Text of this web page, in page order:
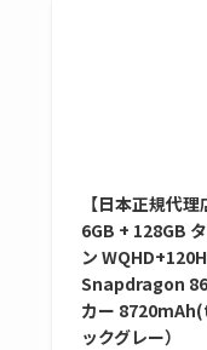
【日本正規代
6GB + 128GB
ン
Snapdragon
カー
ックグレー）